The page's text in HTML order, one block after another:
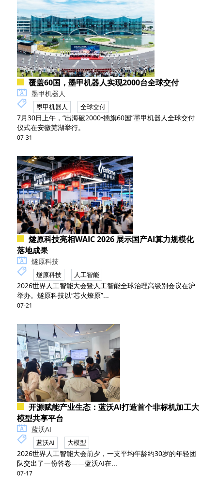
覆盖60国，墨甲机器人实现2000台全球交付
墨甲机器人
墨甲机器人 全球交付
7月30日上午，“出海破2000•插旗60国”墨甲机器人全球交付
仪式在安徽芜湖举行。
07-31
燧原科技亮相WAIC 2026 展示国产AI算力规模化
落地成果
燧原科技
燧原科技 人工智能
2026世界人工智能大会暨人工智能全球治理高级别会议在沪
举办。燧原科技以“芯火燎原”...
07-21
开源赋能产业生态：蓝沃AI打造首个非标机加工大
模型共享平台
蓝沃AI
蓝沃AI 大模型
2026世界人工智能大会前夕，一支平均年龄约30岁的年轻团
队交出了一份答卷——蓝沃AI在...
07-17